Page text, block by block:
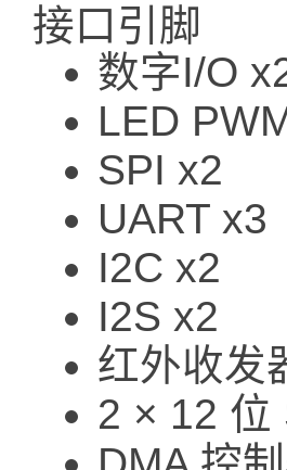
接口引脚
数字I/O
LED
SPI x2
UART x3
I2C x2
I2S x2
红外收发
2 × 12 位